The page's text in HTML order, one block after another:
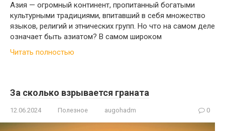
Азия — огромный континент, пропитанный богатыми
культурными традициями, впитавший в себя множество
языков, религий и этнических групп. Но что на самом деле
означает быть азиатом? В самом широком
Читать полностью
За сколько взрывается граната
12.06.2024 Полезное augohadm 0